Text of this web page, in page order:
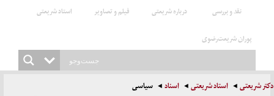
نقد و بررسی
درباره شریعتی فیلم و تصاویر
استاد شریعتی
پوران شریعت‌رضوی
دکتر شریعتی استاد شریعتی اسناد سیاسی